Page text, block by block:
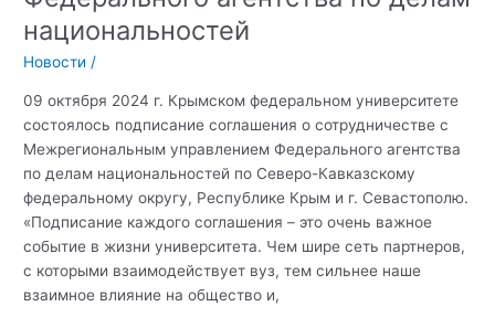
национальностей
Новости /
09 октября 2024 г. Крымском федеральном университете
состоялось подписание соглашения о сотрудничестве с
Межрегиональным управлением Федерального агентства
по делам национальностей по Северо-Кавказскому
федеральному округу, Республике Крым и г. Севастополю.
«Подписание каждого соглашения – это очень важное
событие в жизни университета. Чем шире сеть партнеров,
с которыми взаимодействует вуз, тем сильнее наше
взаимное влияние на общество и,